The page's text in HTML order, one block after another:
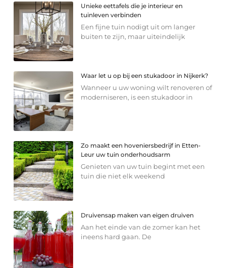
Unieke eettafels die je interieur en
tuinleven verbinden
Een fijne tuin nodigt uit om langer
buiten te zijn, maar uiteindelijk
Waar let u op bij een stukadoor in Nijkerk?
Wanneer u uw woning wilt renoveren of
moderniseren, is een stukadoor in
Zo maakt een hoveniersbedrijf in Etten-
Leur uw tuin onderhoudsarm
Genieten van uw tuin begint met een
tuin die niet elk weekend
Druivensap maken van eigen druiven
Aan het einde van de zomer kan het
ineens hard gaan. De